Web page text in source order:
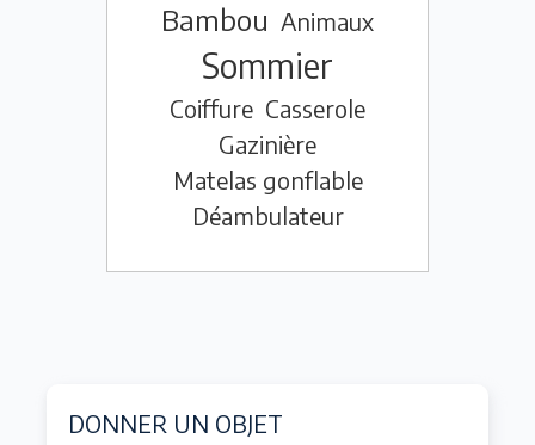
Bambou Animaux
Sommier
Coiffure Casserole
Gazinière
Matelas gonflable
Déambulateur
DONNER UN OBJET